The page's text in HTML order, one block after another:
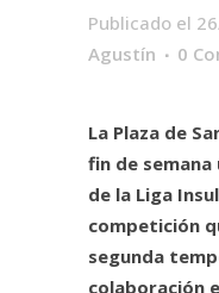
Publicado el
Agustín
0
La Plaza de
fin de
de la Liga
competición
segunda
colaboración